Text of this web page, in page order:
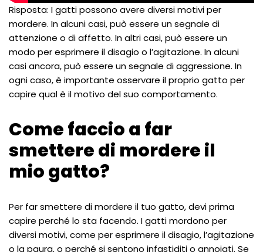
Risposta: I gatti possono avere diversi motivi per
mordere. In alcuni casi, può essere un segnale di
attenzione o di affetto. In altri casi, può essere un
modo per esprimere il disagio o l’agitazione. In alcuni
casi ancora, può essere un segnale di aggressione. In
ogni caso, è importante osservare il proprio gatto per
capire qual è il motivo del suo comportamento.
Come faccio a far
smettere di mordere il
mio gatto?
Per far smettere di mordere il tuo gatto, devi prima
capire perché lo sta facendo. I gatti mordono per
diversi motivi, come per esprimere il disagio, l’agitazione
o la paura, o perché si sentono infastiditi o annoiati. Se